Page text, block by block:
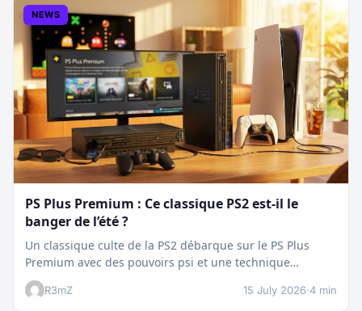
NEWS
PS Plus Premium : Ce classique PS2 est-il le
banger de l’été ?
Un classique culte de la PS2 débarque sur le PS Plus
Premium avec des pouvoirs psi et une technique
boostée.…
R3mZ 15 July 2026·4 min